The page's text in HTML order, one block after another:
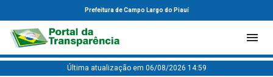
Prefeitura de Campo Largo do Piauí
Última atualização em 06/08/2026 14:59